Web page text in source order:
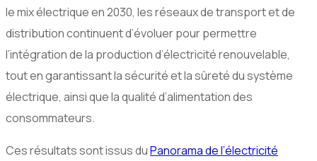
le mix électrique en 2030, les réseaux de transport et de
distribution continuent d’évoluer pour permettre
l’intégration de la production d’électricité renouvelable,
tout en garantissant la sécurité et la sûreté du système
électrique, ainsi que la qualité d’alimentation des
consommateurs.
Ces résultats sont issus duPanorama de l’électricité